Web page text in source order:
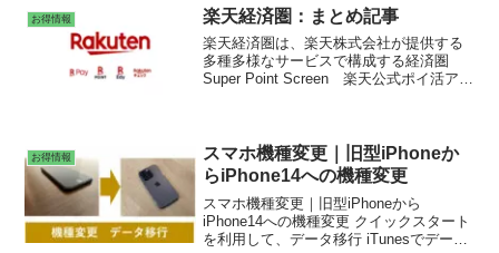
数に連動する投資。全世界株式（オー
ル・カントリー）は、日本を含む先進国
および新興国の株式市場の値動きに連動
して投資。米国約60％。「オルカン」と
言われている。
お得情報 楽天経済圏：まとめ記事
楽天経済圏は、楽天株式会社が提供する
多種多様なサービスで構成する経済圏
Super Point Screen 楽天公式ポイ活アプ
利用額の1%分をポイントバックするハピ
タス経由で決まり RaCoupon（ラ・クー
ポン）は、楽天グループで利用できるク
ーポンサービス 楽天マガジン ラクマ
お得情報
スマホ機種変更｜旧型iPhoneか
らiPhone14への機種変更
スマホ機種変更｜旧型iPhoneから
iPhone14への機種変更 クイックスタート
を利用して、データ移行 iTunesでデータ